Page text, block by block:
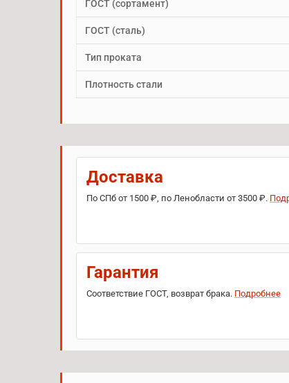
ГОСТ (сортамент)
ГОСТ (сталь)
Тип проката
Плотность стали
Доставка
По СПб от 1500 ₽, по Ленобласти от 3500 ₽.
Гарантия
Соответствие ГОСТ, возврат брака. Подробнее